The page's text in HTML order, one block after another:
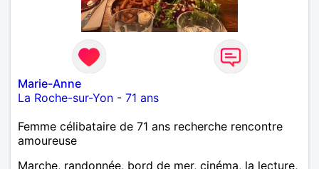
Marie-Anne
La Roche-sur-Yon - 71 ans
Femme célibataire de 71 ans recherche rencontre
amoureuse
Marche, randonnée, bord de mer, cinéma, la lecture,